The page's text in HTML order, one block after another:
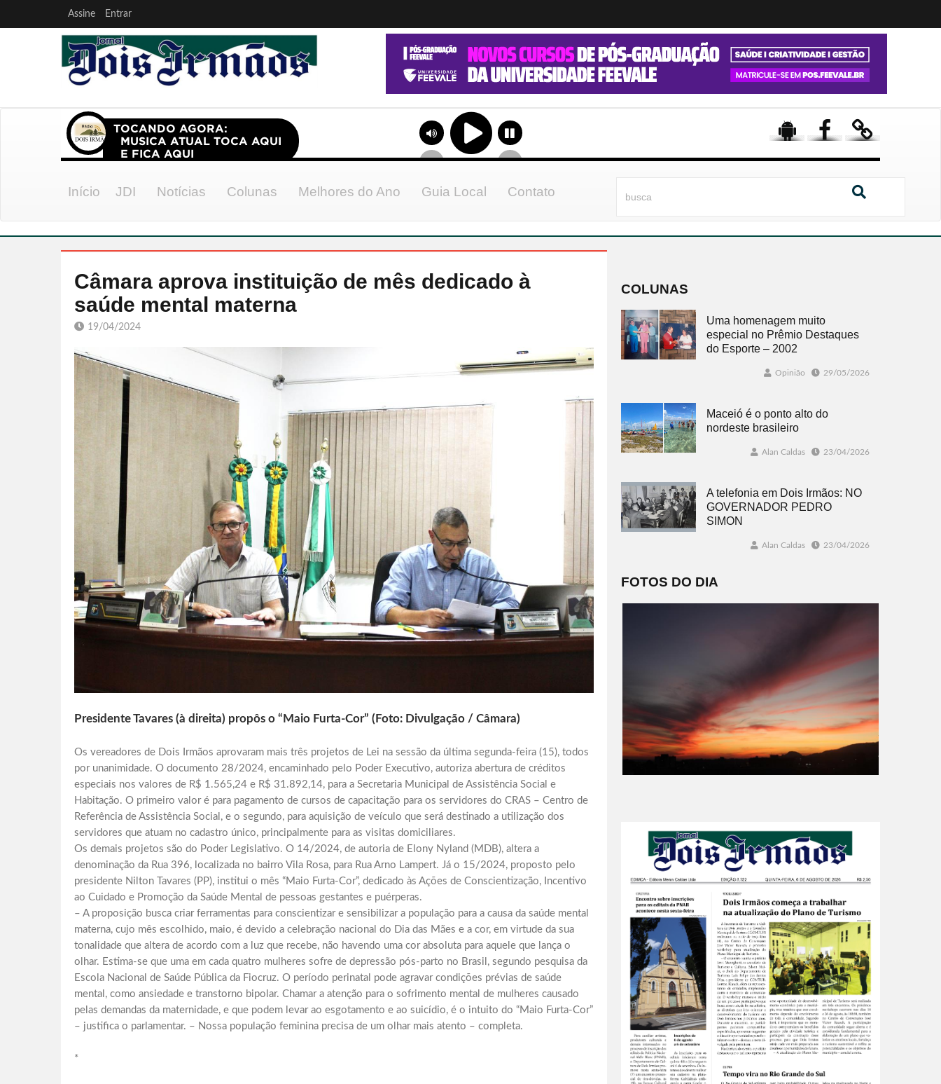
Assine Entrar
Início JDI Notícias Colunas Melhores do Ano Guia Local Contato
Câmara aprova instituição de mês dedicado à
saúde mental materna
19/04/2024
Presidente Tavares (à direita) propôs o “Maio Furta-Cor” (Foto: Divulgação / Câmara)
Os vereadores de Dois Irmãos aprovaram mais três projetos de Lei na sessão da última segunda-feira (15), todos
por unanimidade. O documento 28/2024, encaminhado pelo Poder Executivo, autoriza abertura de créditos
especiais nos valores de R$ 1.565,24 e R$ 31.892,14, para a Secretaria Municipal de Assistência Social e
Habitação. O primeiro valor é para pagamento de cursos de capacitação para os servidores do CRAS – Centro de
Referência de Assistência Social, e o segundo, para aquisição de veículo que será destinado a utilização dos
servidores que atuam no cadastro único, principalmente para as visitas domiciliares.
Os demais projetos são do Poder Legislativo. O 14/2024, de autoria de Elony Nyland (MDB), altera a
denominação da Rua 396, localizada no bairro Vila Rosa, para Rua Arno Lampert. Já o 15/2024, proposto pelo
presidente Nilton Tavares (PP), institui o mês “Maio Furta-Cor”, dedicado às Ações de Conscientização, Incentivo
ao Cuidado e Promoção da Saúde Mental de pessoas gestantes e puérperas.
– A proposição busca criar ferramentas para conscientizar e sensibilizar a população para a causa da saúde mental
materna, cujo mês escolhido, maio, é devido a celebração nacional do Dia das Mães e a cor, em virtude da sua
tonalidade que altera de acordo com a luz que recebe, não havendo uma cor absoluta para aquele que lança o
olhar. Estima-se que uma em cada quatro mulheres sofre de depressão pós-parto no Brasil, segundo pesquisa da
Escola Nacional de Saúde Pública da Fiocruz. O período perinatal pode agravar condições prévias de saúde
mental, como ansiedade e transtorno bipolar. Chamar a atenção para o sofrimento mental de mulheres causado
pelas demandas da maternidade, e que podem levar ao esgotamento e ao suicídio, é o intuito do “Maio Furta-Cor”
– justifica o parlamentar. – Nossa população feminina precisa de um olhar mais atento – completa.
*
COLUNAS
Uma homenagem muito
especial no Prêmio Destaques
do Esporte – 2002
Opinião 29/05/2026
Maceió é o ponto alto do
nordeste brasileiro
Alan Caldas 23/04/2026
A telefonia em Dois Irmãos: NO
GOVERNADOR PEDRO
SIMON
Alan Caldas 23/04/2026
FOTOS DO DIA